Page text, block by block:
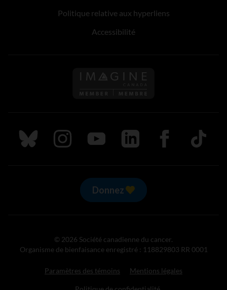
Politique relative aux hyperliens
Accessibilité
Suivez nous sur Bluesky
Suivez nous sur Instagram
Suivez nous sur Youtube
Suivez nous sur LinkedIn
Suivez nous sur
TikTok
Donnez
© 2026 Société canadienne du cancer.
Organisme de bienfaisance enregistré : 118829803 RR 0001
Paramètres des témoins Mentions légales